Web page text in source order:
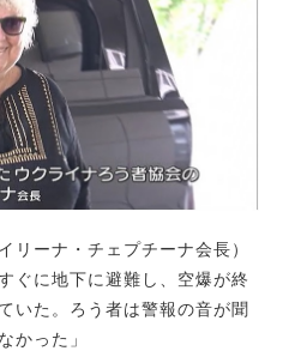
リーナ・チェプチーナ会長）
ぐに地下に避難し、空爆が終
いた。ろう者は警報の音が聞
かった」